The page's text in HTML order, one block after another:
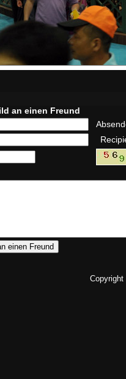
an einen Freund